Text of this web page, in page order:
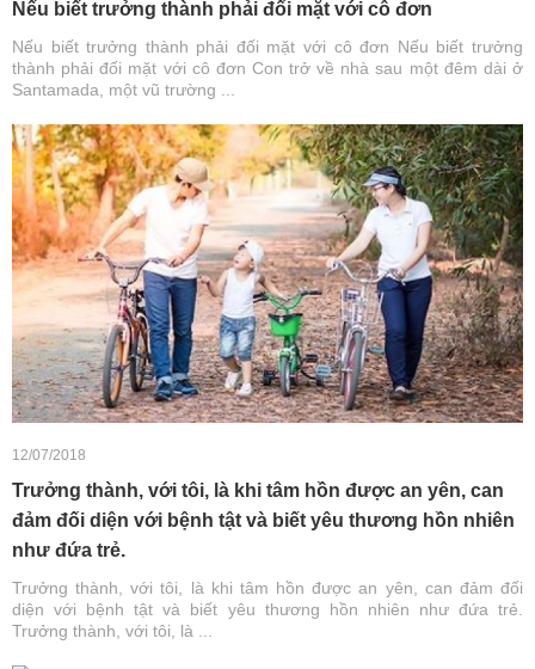
Nếu biết trưởng thành phải đối mặt với cô đơn
Nếu biết trưởng thành phải đối mặt với cô đơn Nếu biết trưởng
thành phải đối mặt với cô đơn Con trở về nhà sau một đêm dài ở
Santamada, một vũ trường ...
12/07/2018
Trưởng thành, với tôi, là khi tâm hồn được an yên, can
đảm đối diện với bệnh tật và biết yêu thương hồn nhiên
như đứa trẻ.
Trưởng thành, với tôi, là khi tâm hồn được an yên, can đảm đối
diện với bệnh tật và biết yêu thương hồn nhiên như đứa trẻ.
Trưởng thành, với tôi, là ...